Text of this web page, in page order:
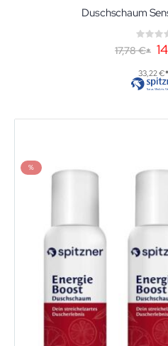
Duschschaum
0%
17,78 €
33,22 €
%